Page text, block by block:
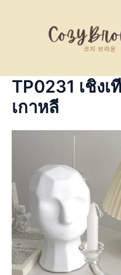
TP0231 เชิง
เกาหลี